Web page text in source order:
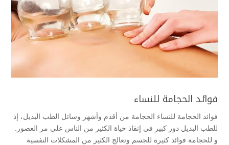
فوائد الحجامة للنساء
فوائد الحجامة للنساء الحجامة من أقدم وأشهر وسائل الطب البديل، إذ
للطب البديل دور كبير في إنقاذ حياة الكثير من الناس على مر العصور.
و للحجامة فوائد كثيرة للجسم وتعالج الكثير من المشكلات النفسية